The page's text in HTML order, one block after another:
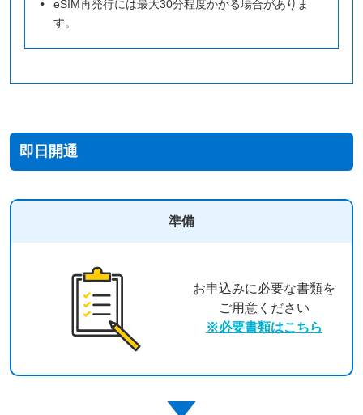
eSIM再発行には最大30分程度かかる場合がありま
す。
即日開通
準備
お申込みに必要な書類を
ご用意ください
※必要書類はこちら